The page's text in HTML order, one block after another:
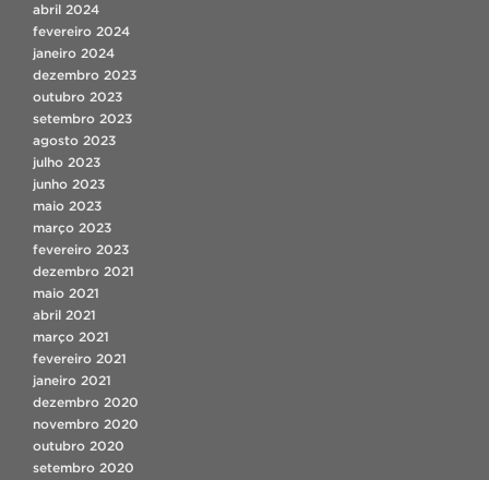
abril 2024
fevereiro 2024
janeiro 2024
dezembro 2023
outubro 2023
setembro 2023
agosto 2023
julho 2023
junho 2023
maio 2023
março 2023
fevereiro 2023
dezembro 2021
maio 2021
abril 2021
março 2021
fevereiro 2021
janeiro 2021
dezembro 2020
novembro 2020
outubro 2020
setembro 2020